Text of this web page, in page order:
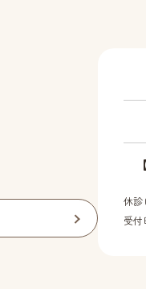
休診
受